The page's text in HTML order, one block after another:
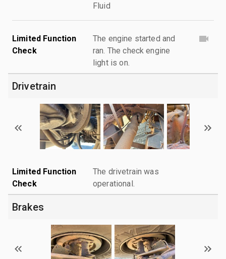
Fluid
Limited Function
Check
The engine started and
ran. The check engine
light is on.
Drivetrain
Limited Function
Check
The drivetrain was
operational.
Brakes